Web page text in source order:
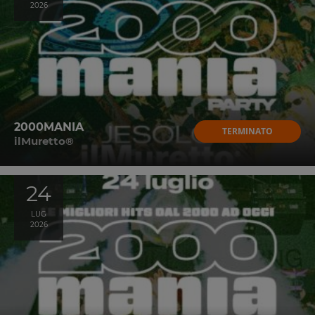
2026
2000MANIA
ilMuretto®
TERMINATO
24
LUG
2026